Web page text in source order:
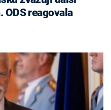
ODS reagovala